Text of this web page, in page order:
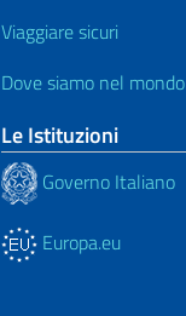
Viaggiare sicuri
Dove siamo nel mondo
Le Istituzioni
Governo Italiano
Europa.eu